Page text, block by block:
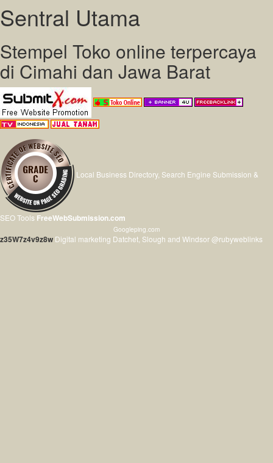
Sentral Utama
Stempel Toko online terpercaya
di Cimahi dan Jawa Barat
Local Business Directory, Search Engine Submission &
SEO Tools FreeWebSubmission.com
Googleping.com
z35W7z4v9z8w Digital marketing Datchet, Slough and Windsor @rubyweblinks